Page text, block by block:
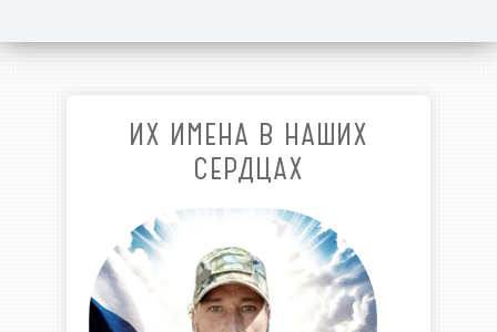
ИХ ИМЕНА В НАШИХ
СЕРДЦАХ